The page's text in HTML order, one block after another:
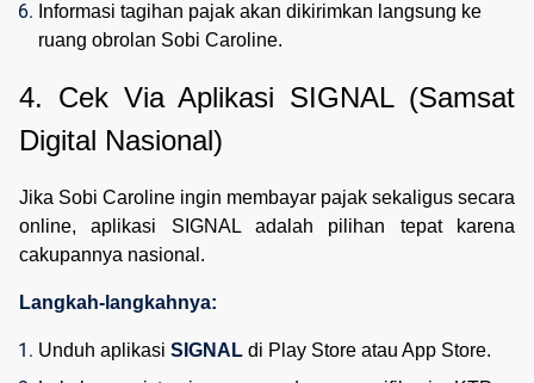
Informasi tagihan pajak akan dikirimkan langsung ke
ruang obrolan Sobi Caroline.
4. Cek Via Aplikasi SIGNAL (Samsat
Digital Nasional)
Jika Sobi Caroline ingin membayar pajak sekaligus secara
online, aplikasi SIGNAL adalah pilihan tepat karena
cakupannya nasional.
Langkah-langkahnya:
Unduh aplikasi SIGNAL di Play Store atau App Store.